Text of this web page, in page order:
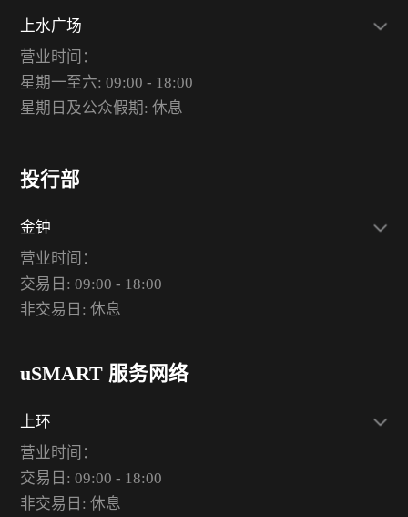
上水广场
营业时间：
星期一至六: 09:00 - 18:00
星期日及公众假期: 休息
投行部
金钟
营业时间：
交易日: 09:00 - 18:00
非交易日: 休息
uSMART 服务网络
上环
营业时间：
交易日: 09:00 - 18:00
非交易日: 休息